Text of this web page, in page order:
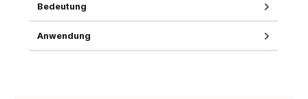
Bedeutung
Anwendung